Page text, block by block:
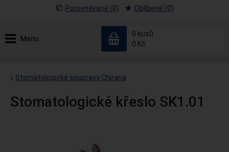
Menu
0 kusů
0 Kč
Porovnávané (0)
Oblíbené (0)
Stomatologické soupravy Chirana
Stomatologické křeslo SK1.01